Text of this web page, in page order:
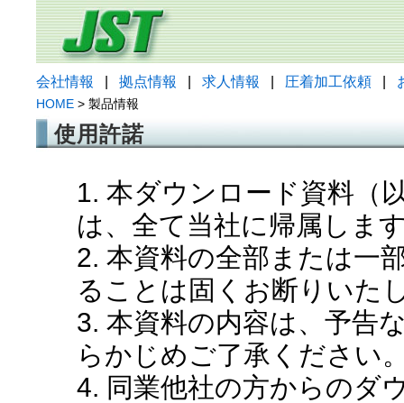
会社情報 拠点情報 求人情報 圧着加工依頼
HOME > 製品情報
使用許諾
1. 本ダウンロード資料（
は、全て当社に帰属しま
2. 本資料の全部または一
ることは固くお断りいた
3. 本資料の内容は、予告
らかじめご了承ください
4. 同業他社の方からのダ